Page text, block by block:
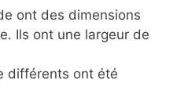
ont des dimensions
Ils ont une largeur de
différents ont été